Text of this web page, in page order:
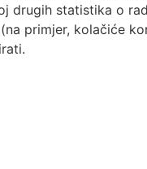
drugih statistika o
primjer, kolačiće